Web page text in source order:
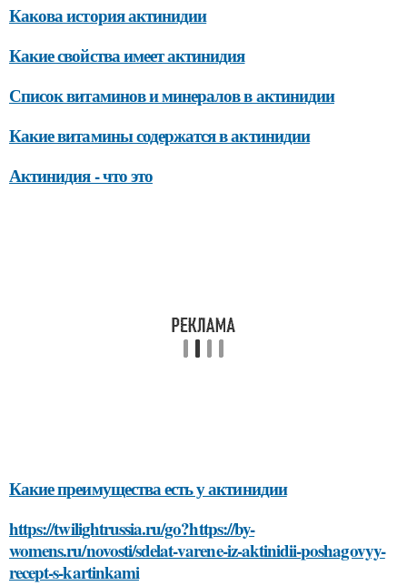
Какова история актинидии
Какие свойства имеет актинидия
Список витаминов и минералов в актинидии
Какие витамины содержатся в актинидии
Актинидия - что это
Какие преимущества есть у актинидии
https://twilightrussia.ru/go?https://by-
womens.ru/novosti/sdelat-varene-iz-aktinidii-poshagovyy-
recept-s-kartinkami